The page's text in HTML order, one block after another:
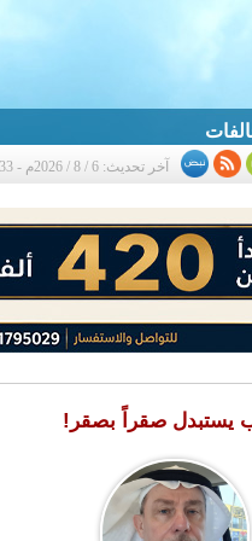
آخر تحديث: 6 / 8 / 2026م - 1:33 م
يستبدل صقراً بصقر!